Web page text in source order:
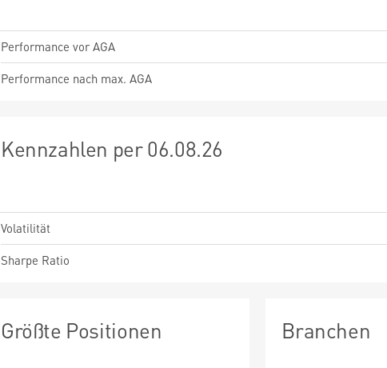
Performance vor AGA
Performance nach max. AGA
Kennzahlen per 06.08.26
Volatilität
Sharpe Ratio
Größte Positionen Branchen